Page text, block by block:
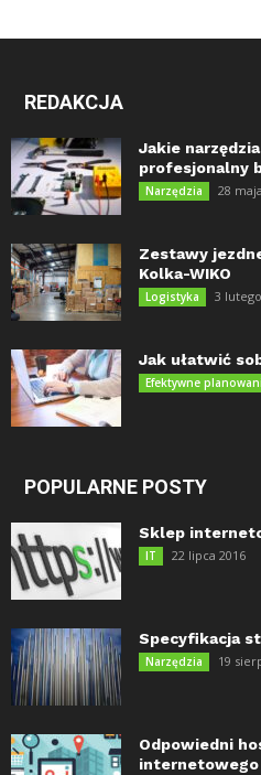
REDAKCJA
Jakie
profesjonalny
Narzędzia 28
Zestawy
Kolka-WIKO
Logistyka 3
Jak ułatwić
Efektywne
POPULARNE POSTY
Sklep
IT 22 lipca 2016
Specyfikacja
Narzędzia 19
Odpowiedni
internetowego